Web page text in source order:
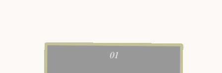
01